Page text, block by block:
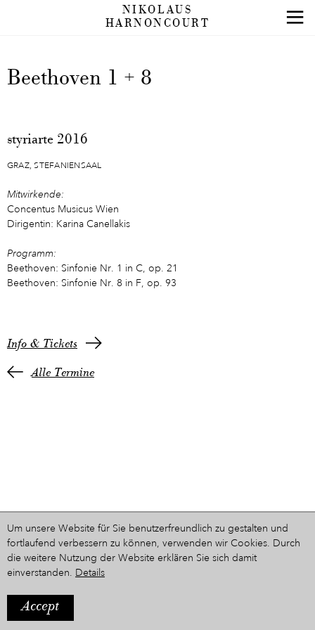
NIKOLAUS
HARNONCOURT
Beethoven 1 + 8
styriarte 2016
GRAZ, STEFANIENSAAL
Mitwirkende:
Concentus Musicus Wien
Dirigentin: Karina Canellakis
Programm:
Beethoven: Sinfonie Nr. 1 in C, op. 21
Beethoven: Sinfonie Nr. 8 in F, op. 93
Info & Tickets
Alle Termine
Ein Projekt aus dem Hause
Um unsere Website für Sie benutzerfreundlich zu gestalten und
fortlaufend verbessern zu können, verwenden wir Cookies. Durch
die weitere Nutzung der Website erklären Sie sich damit
einverstanden. Details
Accept